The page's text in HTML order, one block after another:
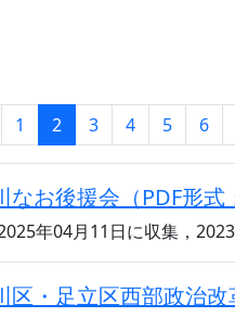
1 2 3 4 5 6
なお後援会（PDF形式
年04月11日に収集，
区・足立区西部政治改